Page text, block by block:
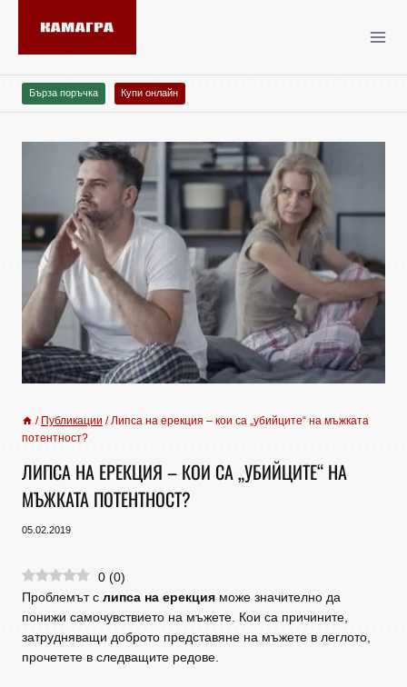
Бърза поръчка Купи онлайн
/ Публикации / Липса на ерекция – кои са „убийците“ на мъжката
потентност?
ЛИПСА НА ЕРЕКЦИЯ – КОИ СА „УБИЙЦИТЕ“ НА
МЪЖКАТА ПОТЕНТНОСТ?
05.02.2019
0 (0)
Проблемът с липса на ерекция може значително да
понижи самочувствието на мъжете. Кои са причините,
затрудняващи доброто представяне на мъжете в леглото,
прочетете в следващите редове.